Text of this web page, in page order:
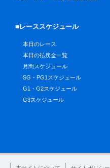
■レーススケジュール
本日のレース
本日の払戻金一覧
月間スケジュール
SG・PG1スケジュール
G1・G2スケジュール
G3スケジュール